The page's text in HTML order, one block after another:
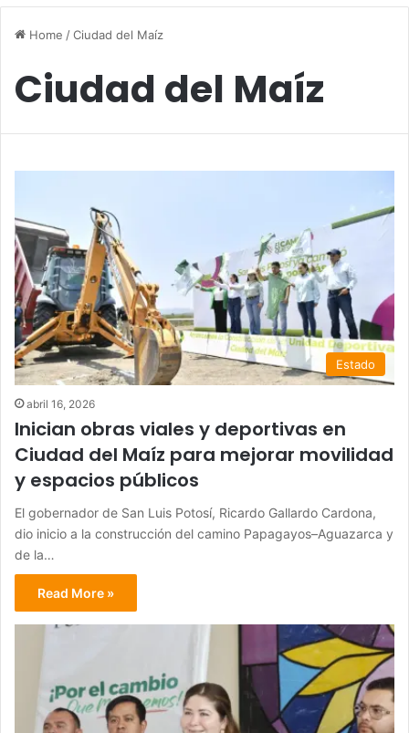
Home /Ciudad del Maíz
Ciudad del Maíz
Estado
abril 16, 2026
Inician obras viales y deportivas en
Ciudad del Maíz para mejorar movilidad
y espacios públicos
El gobernador de San Luis Potosí, Ricardo Gallardo Cardona,
dio inicio a la construcción del camino Papagayos–Aguazarca y
de la…
Read More »